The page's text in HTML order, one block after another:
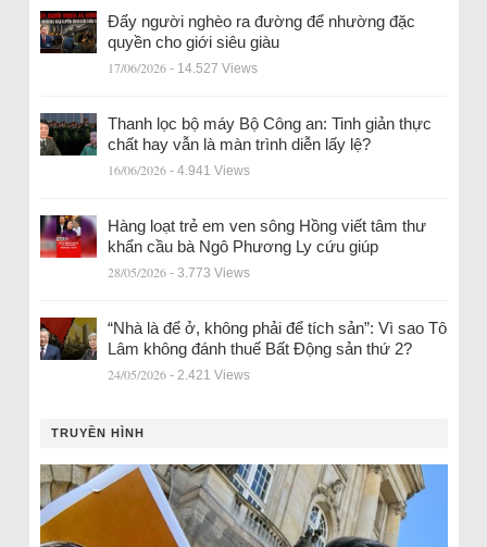
Đẩy người nghèo ra đường để nhường đặc
quyền cho giới siêu giàu
17/06/2026 - 14.527 Views
Thanh lọc bộ máy Bộ Công an: Tinh giản thực
chất hay vẫn là màn trình diễn lấy lệ?
16/06/2026 - 4.941 Views
Hàng loạt trẻ em ven sông Hồng viết tâm thư
khẩn cầu bà Ngô Phương Ly cứu giúp
28/05/2026 - 3.773 Views
“Nhà là để ở, không phải để tích sản”: Vì sao Tô
Lâm không đánh thuế Bất Động sản thứ 2?
24/05/2026 - 2.421 Views
TRUYỀN HÌNH